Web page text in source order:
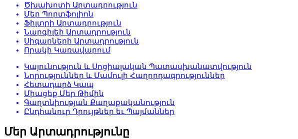
Ծխախոտի Արտադրություն
Մեր Պորտֆոլիոն
Ֆիլտրի Արտադրություն
Նարգիլեի Արտադրություն
Սիգարների Արտադրություն
Որակի Կառավարում
Կայունություն և Սոցիալական Պատասխանատվություն
Նորություններ և Մամուլի Հաղորդագրություններ
Հետադարձ Կապ
Միացեք Մեր Թիմին
Գաղտնիության Քաղաքականություն
Ընդհանուր Դրույթներ եւ Պայմաններ
Մեր Արտադրությունը